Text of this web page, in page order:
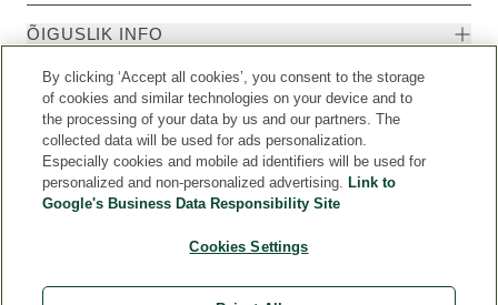
ÕIGUSLIK INFO
Riik © Weleda 2026
By clicking ‘Accept all cookies’, you consent to the storage
of cookies and similar technologies on your device and to
the processing of your data by us and our partners. The
collected data will be used for ads personalization.
Especially cookies and mobile ad identifiers will be used for
personalized and non-personalized advertising. Link to
Google's Business Data Responsibility Site
Cookies Settings